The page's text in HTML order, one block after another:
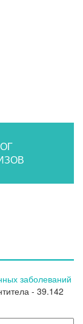
заболеваний
- 39.142